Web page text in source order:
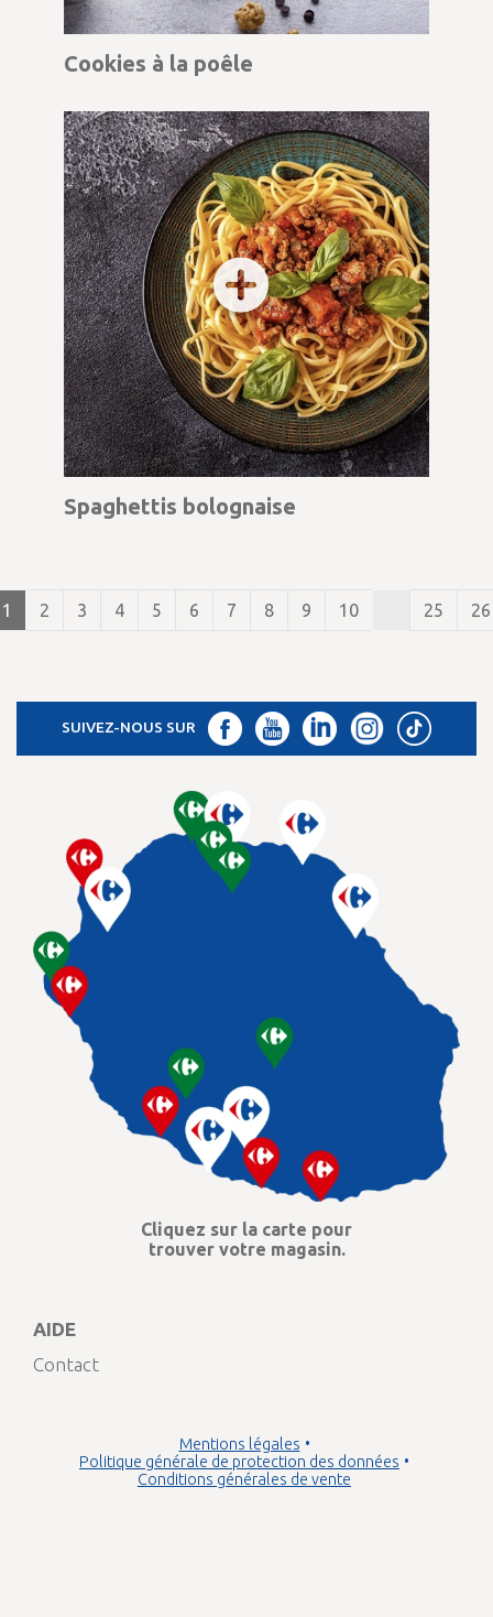
Cookies à la poêle
Spaghettis bolognaise
1 2 3 4 5 6 7 8 9 10 25 26
SUIVEZ-NOUS SUR
AIDE
Contact
Cliquez sur la carte pour
trouver votre magasin.
Mentions légales
Politique générale de protection des données
Conditions générales de vente